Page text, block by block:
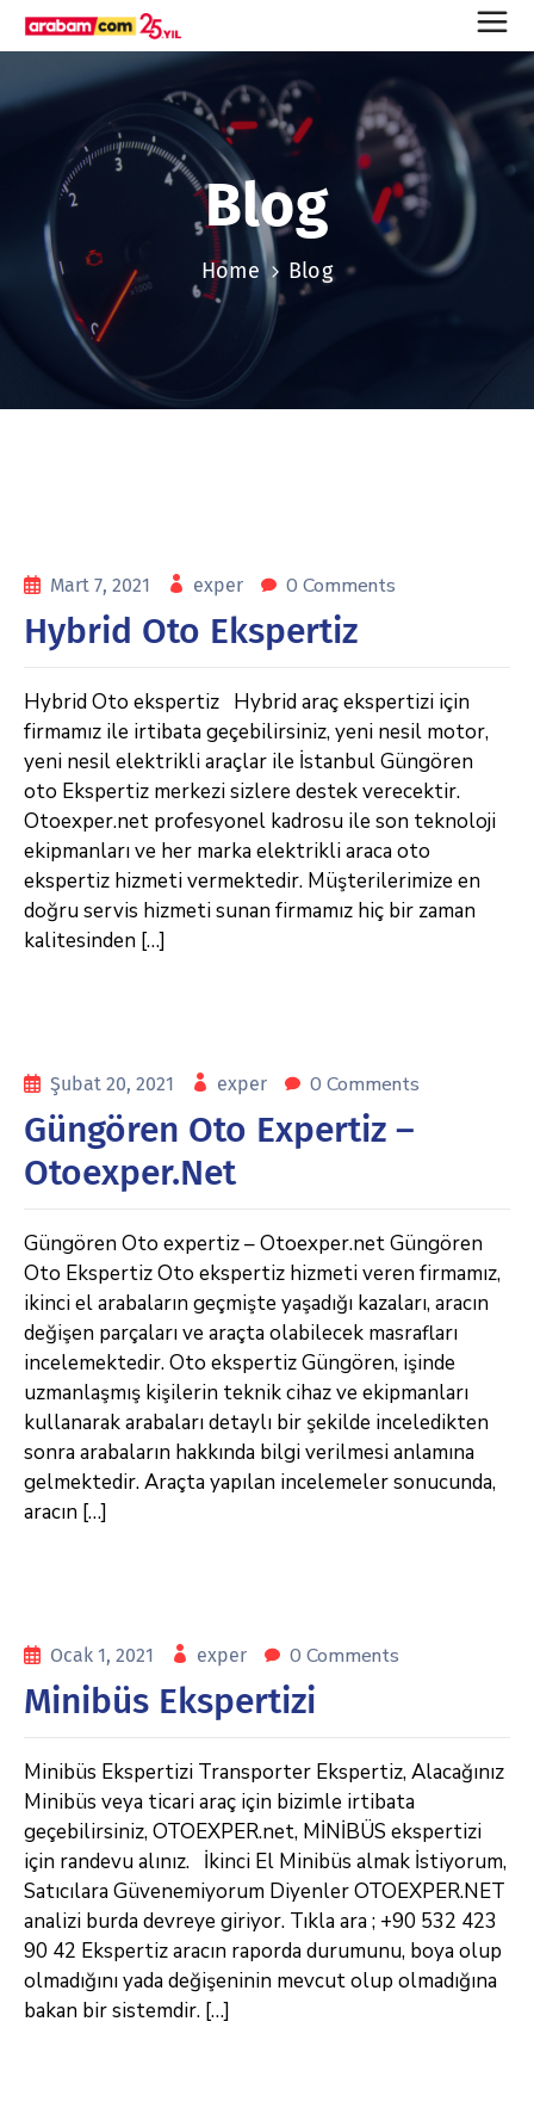
Blog
Home Blog
Mart 7, 2021 exper 0 Comments
Hybrid Oto Ekspertiz
Hybrid Oto ekspertiz Hybrid araç ekspertizi için
firmamız ile irtibata geçebilirsiniz, yeni nesil motor,
yeni nesil elektrikli araçlar ile İstanbul Güngören
oto Ekspertiz merkezi sizlere destek verecektir.
Otoexper.net profesyonel kadrosu ile son teknoloji
ekipmanları ve her marka elektrikli araca oto
ekspertiz hizmeti vermektedir. Müşterilerimize en
doğru servis hizmeti sunan firmamız hiç bir zaman
kalitesinden […]
Şubat 20, 2021 exper 0 Comments
Güngören Oto Expertiz –
Otoexper.net
Güngören Oto expertiz – Otoexper.net Güngören
Oto Ekspertiz Oto ekspertiz hizmeti veren firmamız,
ikinci el arabaların geçmişte yaşadığı kazaları, aracın
değişen parçaları ve araçta olabilecek masrafları
incelemektedir. Oto ekspertiz Güngören, işinde
uzmanlaşmış kişilerin teknik cihaz ve ekipmanları
kullanarak arabaları detaylı bir şekilde inceledikten
sonra arabaların hakkında bilgi verilmesi anlamına
gelmektedir. Araçta yapılan incelemeler sonucunda,
aracın […]
Ocak 1, 2021 exper 0 Comments
Minibüs Ekspertizi
Minibüs Ekspertizi Transporter Ekspertiz, Alacağınız
Minibüs veya ticari araç için bizimle irtibata
geçebilirsiniz, OTOEXPER.net, MİNİBÜS ekspertizi
için randevu alınız. İkinci El Minibüs almak İstiyorum,
Satıcılara Güvenemiyorum Diyenler OTOEXPER.NET
analizi burda devreye giriyor. Tıkla ara ; +90 532 423
90 42 Ekspertiz aracın raporda durumunu, boya olup
olmadığını yada değişeninin mevcut olup olmadığına
bakan bir sistemdir. […]